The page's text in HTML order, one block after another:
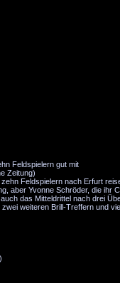
Feldspielern gut mit
Zeitung)
Feldspielern nach Erfurt
aber Yvonne Schröder, die
das Mitteldrittel nach drei
weiteren Brill-Treffern und